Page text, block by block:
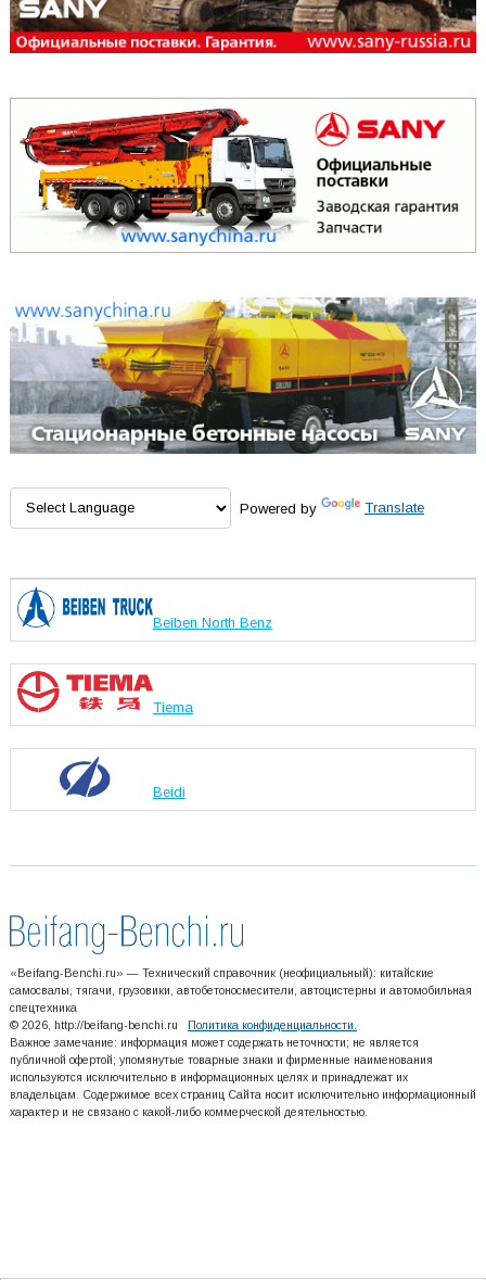
Powered by Translate
Beiben North Benz
Tiema
Beidi
«Beifang-Benchi.ru» — Технический справочник (неофициальный): китайские
самосвалы, тягачи, грузовики, автобетоносмесители, автоцистерны и автомобильная
спецтехника
© 2026, http://beifang-benchi.ru Политика конфиденциальности.
Важное замечание: информация может содержать неточности; не является
публичной офертой; упомянутые товарные знаки и фирменные наименования
используются исключительно в информационных целях и принадлежат их
владельцам. Содержимое всех страниц Сайта носит исключительно информационный
характер и не связано с какой-либо коммерческой деятельностью.